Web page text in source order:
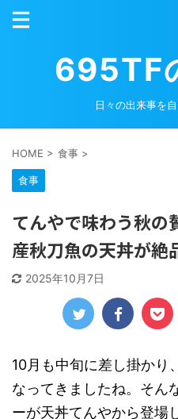
695TF
日々の出来事を
HOME > 食事 >
食事
てんやで味わう秋の
産秋刀魚の天丼が絶
2025年10月7日
10月も中旬に差し掛かり
なってきましたね。そん
ーが天丼てんやから登場